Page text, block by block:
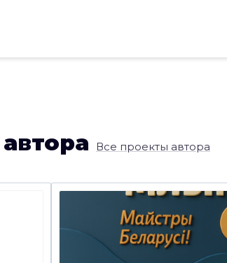
Все проекты автора